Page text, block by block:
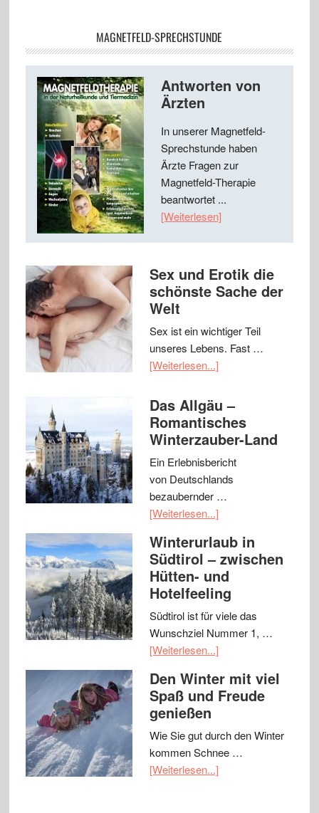
MAGNETFELD-SPRECHSTUNDE
Antworten von
Ärzten
In unserer Magnetfeld-
Sprechstunde haben
Ärzte Fragen zur
Magnetfeld-Therapie
beantwortet ...
[Weiterlesen]
Sex und Erotik die
schönste Sache der
Welt
Sex ist ein wichtiger Teil
unseres Lebens. Fast …
[Weiterlesen...]
Das Allgäu –
Romantisches
Winterzauber-Land
Ein Erlebnisbericht
von Deutschlands
bezaubernder …
[Weiterlesen...]
Winterurlaub in
Südtirol – zwischen
Hütten- und
Hotelfeeling
Südtirol ist für viele das
Wunschziel Nummer 1, …
[Weiterlesen...]
Den Winter mit viel
Spaß und Freude
genießen
Wie Sie gut durch den Winter
kommen Schnee …
[Weiterlesen...]